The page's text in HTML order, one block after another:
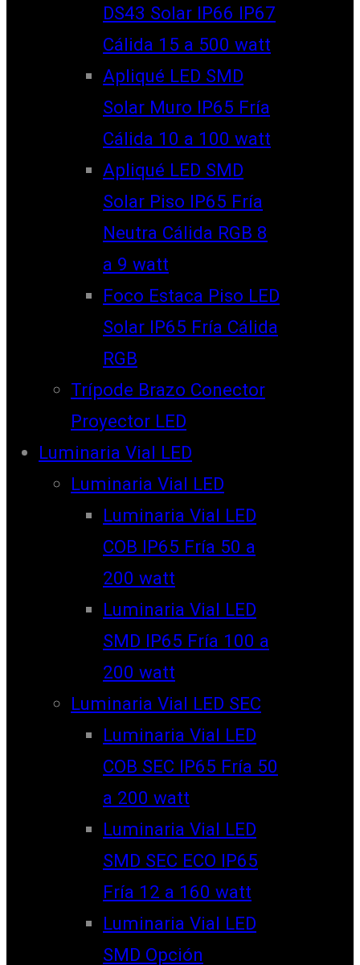
DS43 Solar IP66 IP67
Cálida 15 a 500 watt
Apliqué LED SMD
Solar Muro IP65 Fría
Cálida 10 a 100 watt
Apliqué LED SMD
Solar Piso IP65 Fría
Neutra Cálida RGB 8
a 9 watt
Foco Estaca Piso LED
Solar IP65 Fría Cálida
RGB
Trípode Brazo Conector
Proyector LED
Luminaria Vial LED
Luminaria Vial LED
Luminaria Vial LED
COB IP65 Fría 50 a
200 watt
Luminaria Vial LED
SMD IP65 Fría 100 a
200 watt
Luminaria Vial LED SEC
Luminaria Vial LED
COB SEC IP65 Fría 50
a 200 watt
Luminaria Vial LED
SMD SEC ECO IP65
Fría 12 a 160 watt
Luminaria Vial LED
SMD Opción